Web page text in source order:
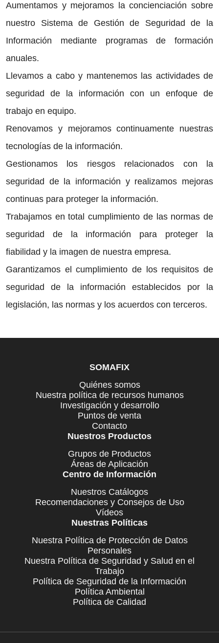
Aumentamos y mejoramos la concienciación sobre
nuestro Sistema de Gestión de Seguridad de la
Información mediante programas de formación
anuales.
Llevamos a cabo y mantenemos las actividades de
seguridad de la información con un enfoque de
trabajo en equipo.
Renovamos y mejoramos continuamente nuestras
tecnologías de la información.
Gestionamos los riesgos relacionados con la
seguridad de la información y realizamos mejoras
continuas para proteger la información.
Trabajamos en total cumplimiento de las normas de
seguridad de la información para proteger la
fiabilidad y la imagen de nuestra empresa.
Garantizamos el cumplimiento de los requisitos de
seguridad de la información establecidos por la
legislación, las normas y los acuerdos con terceros.
SOMAFIX
Quiénes somos
Nuestra política de recursos humanos
Investigación y desarrollo
Puntos de venta
Contacto
Nuestros Productos
Grupos de Productos
Áreas de Aplicación
Centro de Información
Nuestros Catálogos
Recomendaciones y Consejos de Uso
Vídeos
Nuestras Políticas
Nuestra Política de Protección de Datos
Personales
Nuestra Política de Seguridad y Salud en el
Trabajo
Política de Seguridad de la Información
Política Ambiental
Política de Calidad